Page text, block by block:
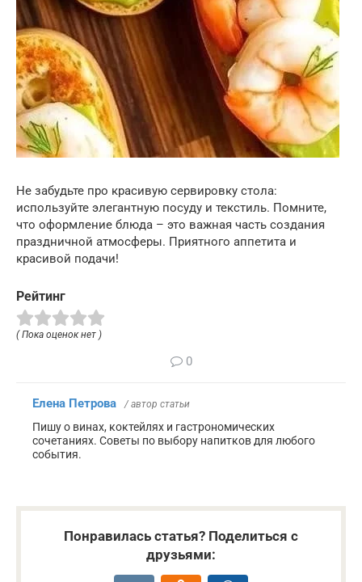
Не забудьте про красивую сервировку стола:
используйте элегантную посуду и текстиль. Помните,
что оформление блюда – это важная часть создания
праздничной атмосферы. Приятного аппетита и
красивой подачи!
Рейтинг
( Пока оценок нет )
0
Елена Петрова / автор статьи
Пишу о винах, коктейлях и гастрономических
сочетаниях. Советы по выбору напитков для любого
события.
Понравилась статья? Поделиться с
друзьями: